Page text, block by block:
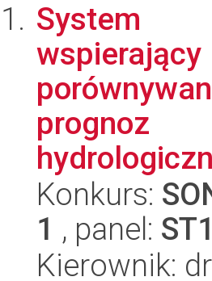
System
wspierający
prognoz
Konkurs:
1 , panel:
Kierownik: